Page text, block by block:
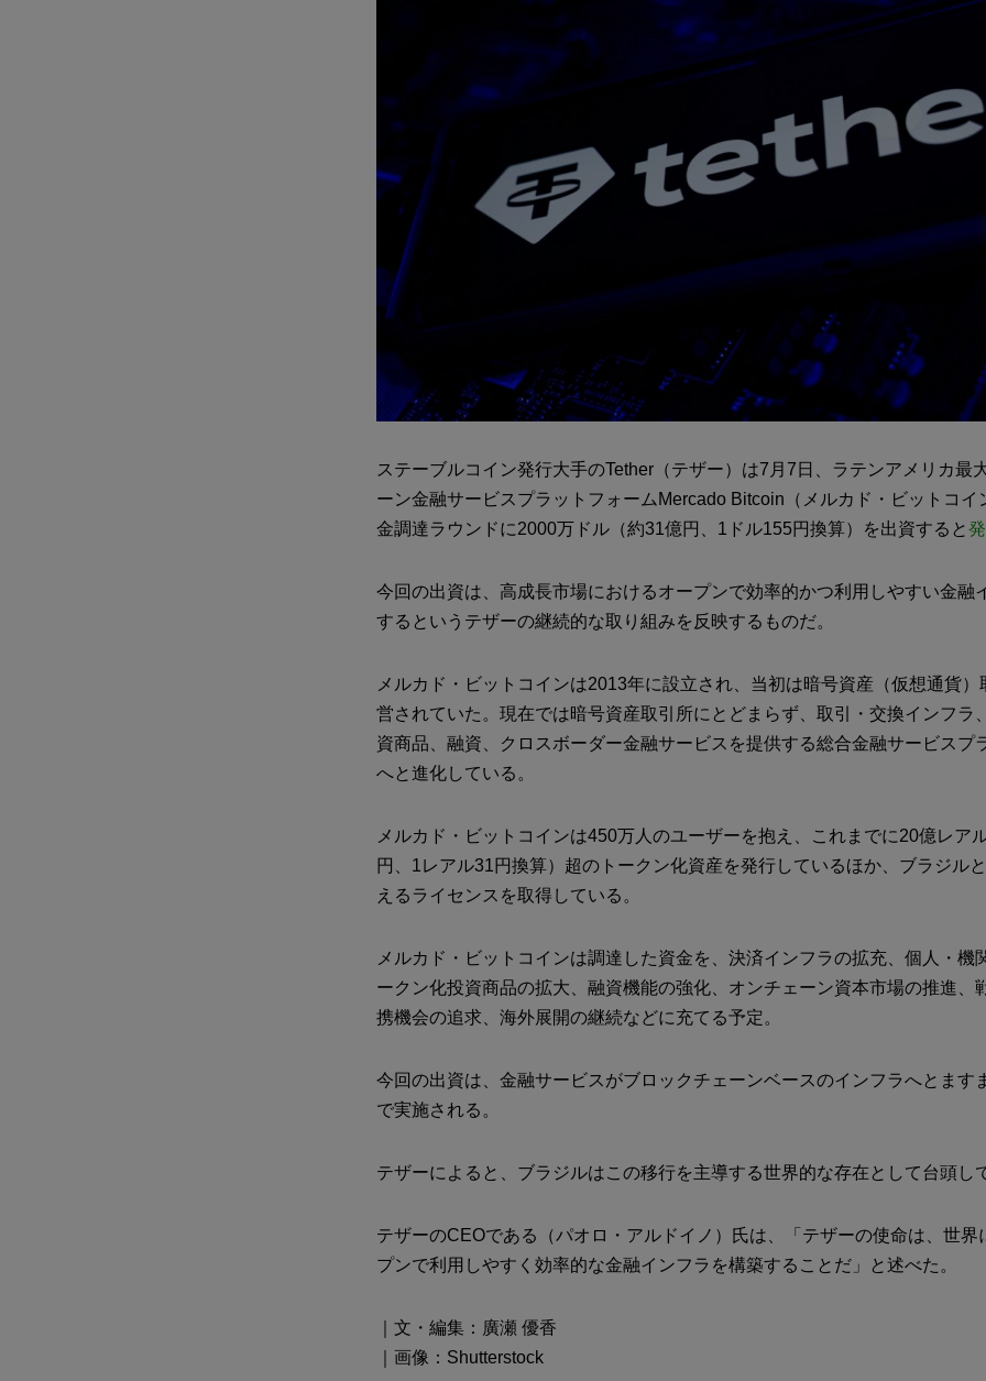
ステーブルコイン発行大手のTether（テザー）は7月7日、ラテンアメリカ最
ーン金融サービスプラットフォームMercado Bitcoin（メルカド・ビットコイ
金調達ラウンドに2000万ドル（約31億円、1ドル155円換算）を出資すると
今回の出資は、高成長市場におけるオープンで効率的かつ利用しやすい金融
するというテザーの継続的な取り組みを反映するものだ。
メルカド・ビットコインは2013年に設立され、当初は暗号資産（仮想通貨）
営されていた。現在では暗号資産取引所にとどまらず、取引・交換インフラ
資商品、融資、クロスボーダー金融サービスを提供する総合金融サービスプ
へと進化している。
メルカド・ビットコインは450万人のユーザーを抱え、これまでに20億レア
円、1レアル31円換算）超のトークン化資産を発行しているほか、ブラジル
えるライセンスを取得している。
メルカド・ビットコインは調達した資金を、決済インフラの拡充、個人・機
ークン化投資商品の拡大、融資機能の強化、オンチェーン資本市場の推進、
携機会の追求、海外展開の継続などに充てる予定。
今回の出資は、金融サービスがブロックチェーンベースのインフラへとます
で実施される。
テザーによると、ブラジルはこの移行を主導する世界的な存在として台頭し
テザーのCEOである（パオロ・アルドイノ）氏は、「テザーの使命は、世界
プンで利用しやすく効率的な金融インフラを構築することだ」と述べた。
｜文・編集：廣瀬 優香
｜画像：Shutterstock